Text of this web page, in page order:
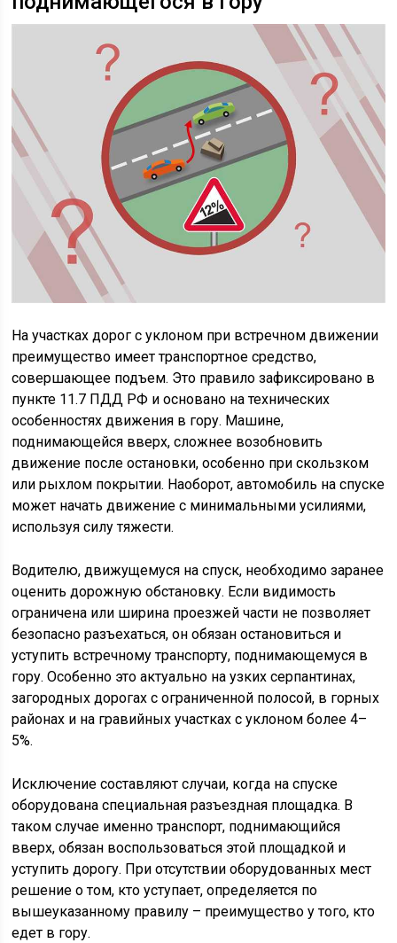
На участках дорог с уклоном при встречном движении
преимущество имеет транспортное средство,
совершающее подъем. Это правило зафиксировано в
пункте 11.7 ПДД РФ и основано на технических
особенностях движения в гору. Машине,
поднимающейся вверх, сложнее возобновить
движение после остановки, особенно при скользком
или рыхлом покрытии. Наоборот, автомобиль на спуске
может начать движение с минимальными усилиями,
используя силу тяжести.
Водителю, движущемуся на спуск, необходимо заранее
оценить дорожную обстановку. Если видимость
ограничена или ширина проезжей части не позволяет
безопасно разъехаться, он обязан остановиться и
уступить встречному транспорту, поднимающемуся в
гору. Особенно это актуально на узких серпантинах,
загородных дорогах с ограниченной полосой, в горных
районах и на гравийных участках с уклоном более 4–
5%.
Исключение составляют случаи, когда на спуске
оборудована специальная разъездная площадка. В
таком случае именно транспорт, поднимающийся
вверх, обязан воспользоваться этой площадкой и
уступить дорогу. При отсутствии оборудованных мест
решение о том, кто уступает, определяется по
вышеуказанному правилу – преимущество у того, кто
едет в гору.